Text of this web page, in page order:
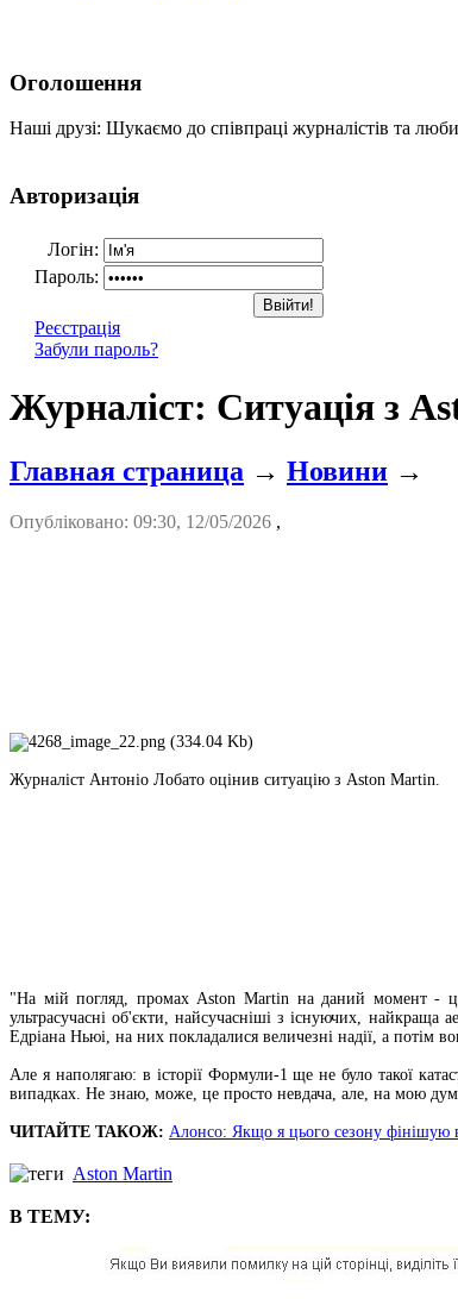
Оголошення
Наші друзі: Шукаємо до співпраці журналістів та
Авторизація
Логін:
Пароль:
Реєстрація
Забули пароль?
Журналіст: Ситуація з
Главная страница → Новини →
Опубліковано: 09:30, 12/05/2026 ,
Журналіст Антоніо Лобато оцінив ситуацію з Aston Martin.
"На мій погляд, промах Aston Martin на даний момент -
ультрасучасні об'єкти, найсучасніші з існуючих,
Едріана Ньюі, на них покладалися величезні надії, а потім
Але я наполягаю: в історії Формули-1 ще не було такої
випадках. Не знаю, може, це просто невдача, але, на мою
ЧИТАЙТЕ ТАКОЖ: Алонсо: Якщо я цього сезону фінішую
Aston Martin
В ТЕМУ: